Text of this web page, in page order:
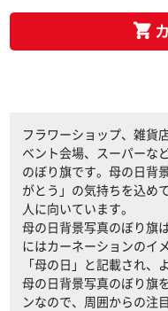
フラワーショップ、雑貨
ベント会場、スーパーな
のぼり旗です。母の日背
がとう」の気持ちを込め
人に向いています。
母の日背景写真のぼり旗
にはカーネーションのイ
「母の日」と記載され、
母の日背景写真のぼり旗
ンなので、周囲からの注